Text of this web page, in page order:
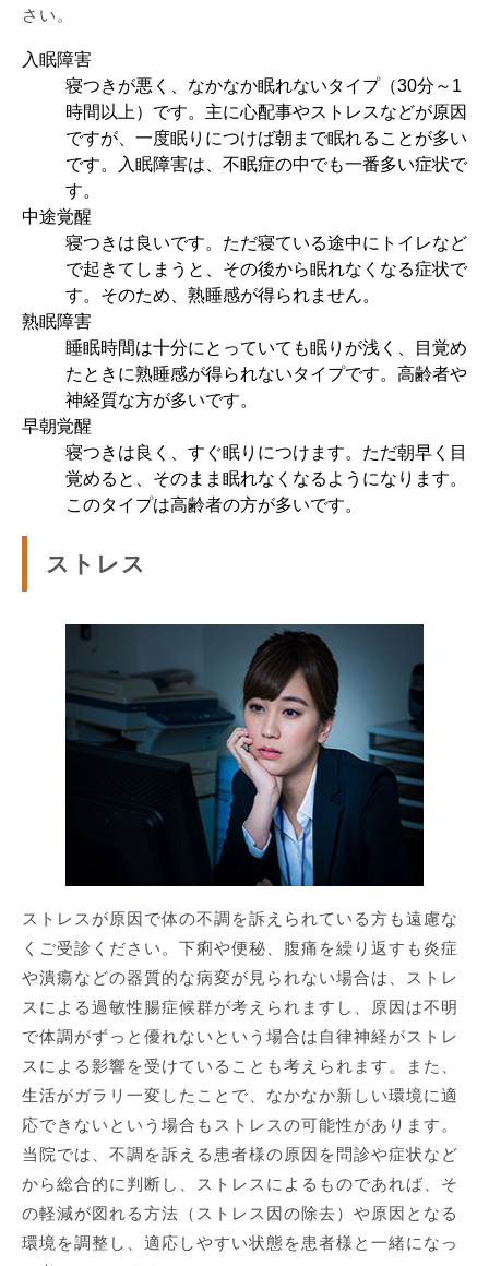
さい。
入眠障害
寝つきが悪く、なかなか眠れないタイプ（30分～1
時間以上）です。主に心配事やストレスなどが原因
ですが、一度眠りにつけば朝まで眠れることが多い
です。入眠障害は、不眠症の中でも一番多い症状で
す。
中途覚醒
寝つきは良いです。ただ寝ている途中にトイレなど
で起きてしまうと、その後から眠れなくなる症状で
す。そのため、熟睡感が得られません。
熟眠障害
睡眠時間は十分にとっていても眠りが浅く、目覚め
たときに熟睡感が得られないタイプです。高齢者や
神経質な方が多いです。
早朝覚醒
寝つきは良く、すぐ眠りにつけます。ただ朝早く目
覚めると、そのまま眠れなくなるようになります。
このタイプは高齢者の方が多いです。
ストレス
ストレスが原因で体の不調を訴えられている方も遠慮な
くご受診ください。下痢や便秘、腹痛を繰り返すも炎症
や潰瘍などの器質的な病変が見られない場合は、ストレ
スによる過敏性腸症候群が考えられますし、原因は不明
で体調がずっと優れないという場合は自律神経がストレ
スによる影響を受けていることも考えられます。また、
生活がガラリ一変したことで、なかなか新しい環境に適
応できないという場合もストレスの可能性があります。
当院では、不調を訴える患者様の原因を問診や症状など
から総合的に判断し、ストレスによるものであれば、そ
の軽減が図れる方法（ストレス因の除去）や原因となる
環境を調整し、適応しやすい状態を患者様と一緒になっ